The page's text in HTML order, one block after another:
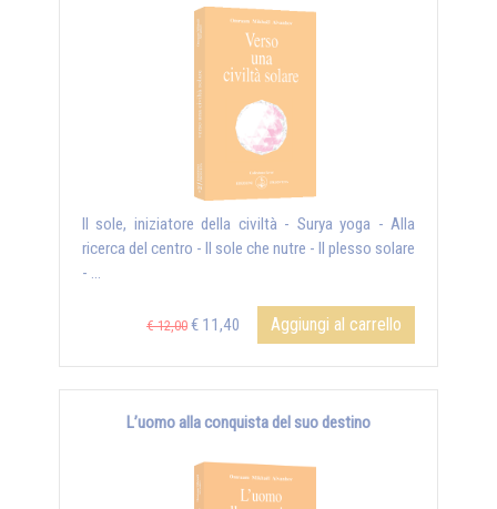
Il sole, iniziatore della civiltà - Surya yoga - Alla
ricerca del centro - Il sole che nutre - Il plesso solare
- ...
€ 12,00 € 11,40 Aggiungi al carrello
L’uomo alla conquista del suo destino